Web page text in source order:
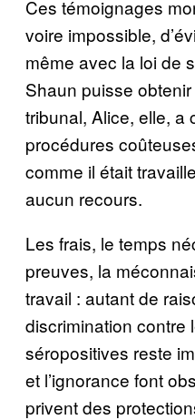
Ces témoignages
voire impossible,
même avec la loi de
Shaun puisse
tribunal, Alice, elle, a
procédures
comme il était
aucun recours.
Les frais, le temps
preuves, la
travail : autant de
discrimination contre
séropositives reste
et l’ignorance font
privent des